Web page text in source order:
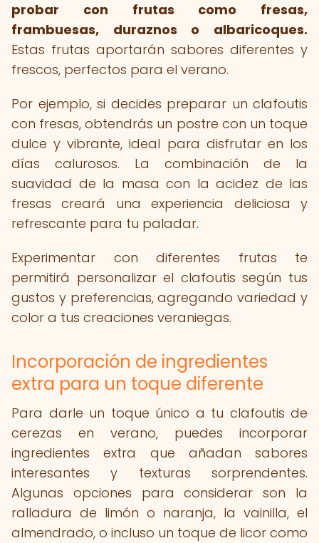
probar con frutas como fresas,
frambuesas, duraznos o albaricoques.
Estas frutas aportarán sabores diferentes y
frescos, perfectos para el verano.
Por ejemplo, si decides preparar un clafoutis
con fresas, obtendrás un postre con un toque
dulce y vibrante, ideal para disfrutar en los
días calurosos. La combinación de la
suavidad de la masa con la acidez de las
fresas creará una experiencia deliciosa y
refrescante para tu paladar.
Experimentar con diferentes frutas te
permitirá personalizar el clafoutis según tus
gustos y preferencias, agregando variedad y
color a tus creaciones veraniegas.
Incorporación de ingredientes
extra para un toque diferente
Para darle un toque único a tu clafoutis de
cerezas en verano, puedes incorporar
ingredientes extra que añadan sabores
interesantes y texturas sorprendentes.
Algunas opciones para considerar son la
ralladura de limón o naranja, la vainilla, el
almendrado, o incluso un toque de licor como